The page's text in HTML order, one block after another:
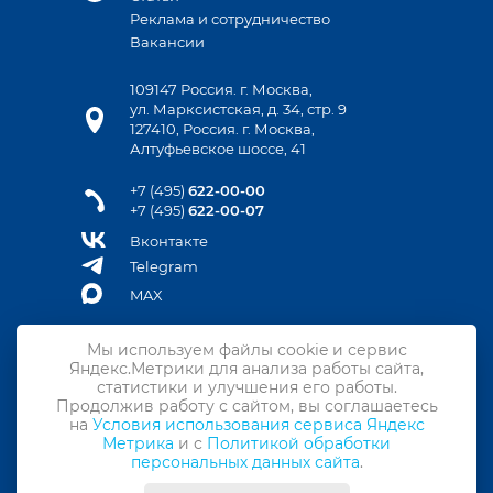
Реклама и сотрудничество
Вакансии
109147 Россия. г. Москва,
ул. Марксистская, д. 34, стр. 9
127410, Россия. г. Москва,
Алтуфьевское шоссе, 41
+7 (495) 622-00-00
+7 (495) 622-00-07
Вконтакте
Telegram
MAX
Контакты
Подписка на новости
Политика конфиденциальности
Политика обработки персональных данных
Мы используем файлы cookie и сервис
Яндекс.Метрики для анализа работы сайта,
статистики и улучшения его работы.
Продолжив работу с сайтом, вы соглашаетесь
на Условия использования сервиса Яндекс
Метрика и с Политикой обработки
персональных данных сайта.